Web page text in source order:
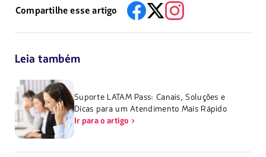
Compartilhe esse artigo
Leia também
Suporte LATAM Pass: Canais, Soluções e
Dicas para um Atendimento Mais Rápido
Ir para o artigo